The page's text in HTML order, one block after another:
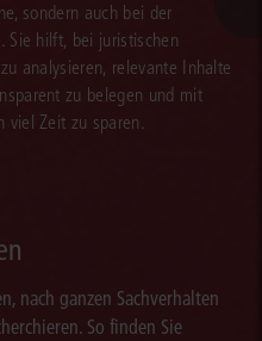
sondern auch bei der
Sie hilft, bei juristischen
analysieren, relevante Inhalte
zu belegen und mit
viel Zeit zu sparen.
nach ganzen Sachverhalten
So finden Sie